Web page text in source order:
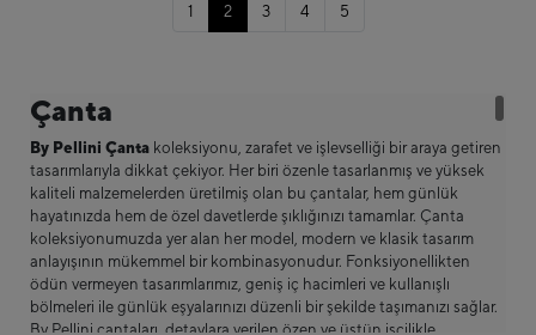
1 2 3 4 5
Çanta
By Pellini Çanta koleksiyonu, zarafet ve işlevselliği bir araya getiren
tasarımlarıyla dikkat çekiyor. Her biri özenle tasarlanmış ve yüksek
kaliteli malzemelerden üretilmiş olan bu çantalar, hem günlük
hayatınızda hem de özel davetlerde şıklığınızı tamamlar. Çanta
koleksiyonumuzda yer alan her model, modern ve klasik tasarım
anlayışının mükemmel bir kombinasyonudur. Fonksiyonellikten
ödün vermeyen tasarımlarımız, geniş iç hacimleri ve kullanışlı
bölmeleri ile günlük eşyalarınızı düzenli bir şekilde taşımanızı sağlar.
By Pellini çantaları, detaylara verilen özen ve üstün işçilikle